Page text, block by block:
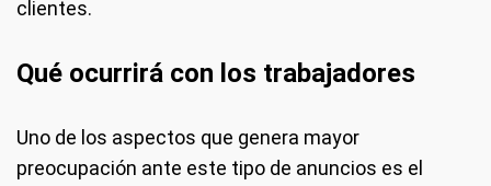
clientes.
Qué ocurrirá con los trabajadores
Uno de los aspectos que genera mayor
preocupación ante este tipo de anuncios es el